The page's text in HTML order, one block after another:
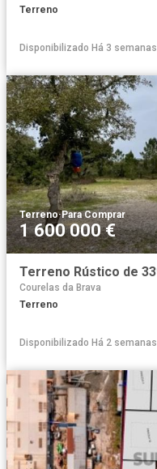
Terreno
Disponibilizado Há 3 semanas
Terreno·Para Comprar
1 600 000 €
Courelas da Brava
Terreno
Disponibilizado Há 2 semanas